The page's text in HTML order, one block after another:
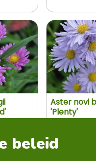
Aster novi
'Plenty'
beleid